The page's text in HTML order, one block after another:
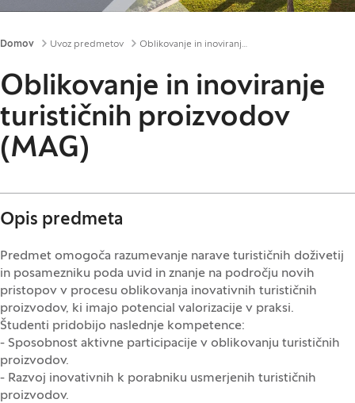
Drobtinice
Domov Uvoz predmetov Oblikovanje in inoviranje turističnih proizvodov (MAG)
Oblikovanje in inoviranje
turističnih proizvodov
(MAG)
Opis predmeta
Predmet omogoča razumevanje narave turističnih doživetij
in posamezniku poda uvid in znanje na področju novih
pristopov v procesu oblikovanja inovativnih turističnih
proizvodov, ki imajo potencial valorizacije v praksi.
Študenti pridobijo naslednje kompetence:
- Sposobnost aktivne participacije v oblikovanju turističnih
proizvodov.
- Razvoj inovativnih k porabniku usmerjenih turističnih
proizvodov.